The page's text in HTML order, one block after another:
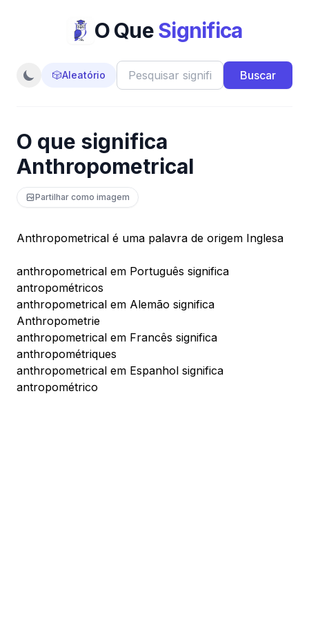
O QueSignifica
🎲Aleatório Buscar
O que significa
Anthropometrical
Partilhar como imagem
Anthropometrical é uma palavra de origem Inglesa
anthropometrical em Português significa
antropométricos
anthropometrical em Alemão significa
Anthropometrie
anthropometrical em Francês significa
anthropométriques
anthropometrical em Espanhol significa
antropométrico